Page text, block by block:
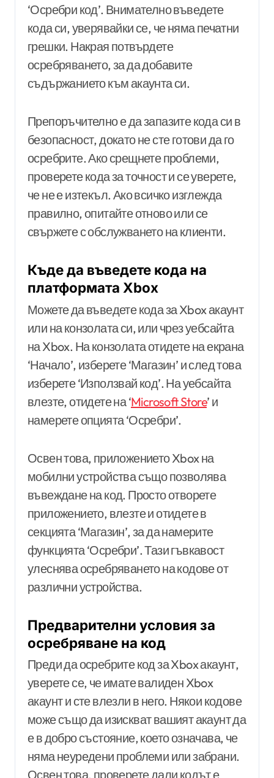
‘Осребри код’. Внимателно въведете
кода си, уверявайки се, че няма печатни
грешки. Накрая потвърдете
осребряването, за да добавите
съдържанието към акаунта си.
Препоръчително е да запазите кода си в
безопасност, докато не сте готови да го
осребрите. Ако срещнете проблеми,
проверете кода за точност и се уверете,
че не е изтекъл. Ако всичко изглежда
правилно, опитайте отново или се
свържете с обслужването на клиенти.
Къде да въведете кода на
платформата Xbox
Можете да въведете кода за Xbox акаунт
или на конзолата си, или чрез уебсайта
на Xbox. На конзолата отидете на екрана
‘Начало’, изберете ‘Магазин’ и след това
изберете ‘Използвай код’. На уебсайта
влезте, отидете на ‘Microsoft Store’ и
намерете опцията ‘Осребри’.
Освен това, приложението Xbox на
мобилни устройства също позволява
въвеждане на код. Просто отворете
приложението, влезте и отидете в
секцията ‘Магазин’, за да намерите
функцията ‘Осребри’. Тази гъвкавост
улеснява осребряването на кодове от
различни устройства.
Предварителни условия за
осребряване на код
Преди да осребрите код за Xbox акаунт,
уверете се, че имате валиден Xbox
акаунт и сте влезли в него. Някои кодове
може също да изискват вашият акаунт да
е в добро състояние, което означава, че
няма неуредени проблеми или забрани.
Освен това, проверете дали кодът е